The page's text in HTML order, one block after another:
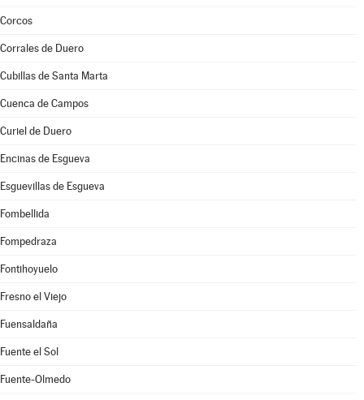
Corcos
Corrales de Duero
Cubillas de Santa Marta
Cuenca de Campos
Curiel de Duero
Encinas de Esgueva
Esguevillas de Esgueva
Fombellida
Fompedraza
Fontihoyuelo
Fresno el Viejo
Fuensaldaña
Fuente el Sol
Fuente-Olmedo